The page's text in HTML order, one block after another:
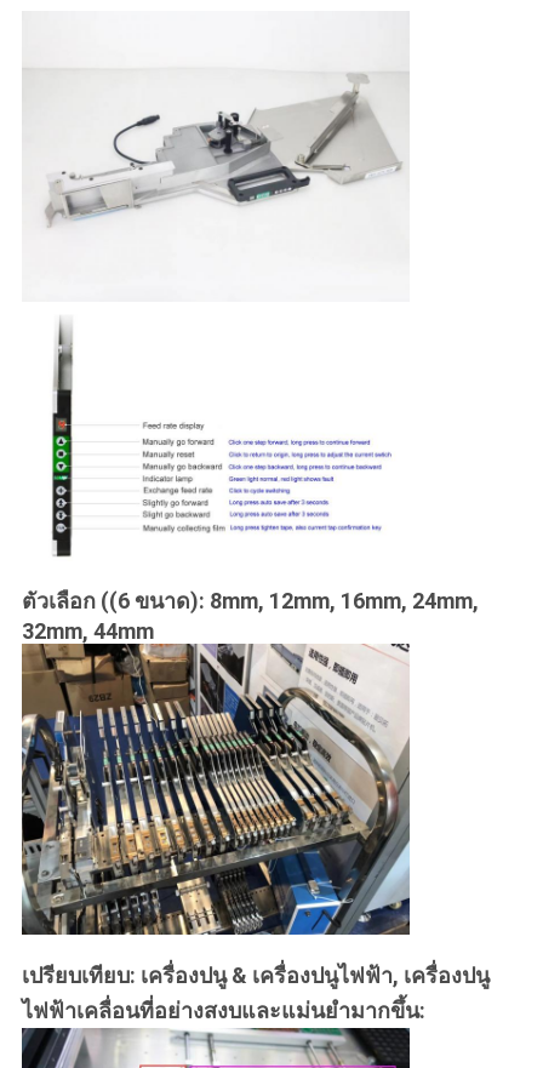
ตัวเลือก ((6 ขนาด): 8mm, 12mm, 16mm, 24mm,
32mm, 44mm
เปรียบเทียบ: เครื่องปนู & เครื่องปนูไฟฟ้า, เครื่องปนู
ไฟฟ้าเคลื่อนที่อย่างสงบและแม่นยํามากขึ้น: